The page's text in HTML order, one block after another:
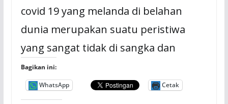
covid 19 yang melanda di belahan
dunia merupakan suatu peristiwa
yang sangat tidak di sangka dan
Bagikan ini:
WhatsApp Cetak